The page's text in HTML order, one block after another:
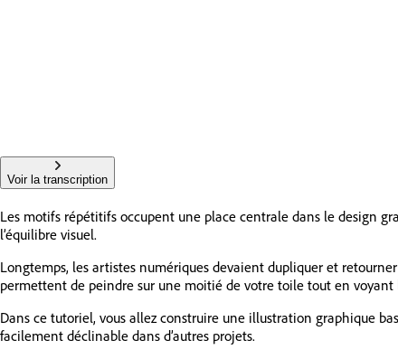
Voir la transcription
Les motifs répétitifs occupent une place centrale dans le design
l’équilibre visuel.
Longtemps, les artistes numériques devaient dupliquer et
permettent de peindre sur une moitié de votre toile tout en
Dans ce tutoriel, vous allez construire une illustration graphique
facilement déclinable dans d’autres projets.